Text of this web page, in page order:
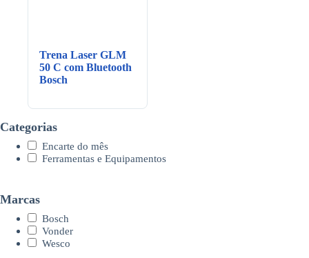
Trena Laser GLM
50 C com Bluetooth
Bosch
Categorias
Encarte do mês
Ferramentas e Equipamentos
Marcas
Bosch
Vonder
Wesco